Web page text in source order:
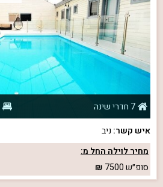
7 חדרי שינה
איש קשר: ניב
מחיר לוילה החל מ:
סופ״ש7500